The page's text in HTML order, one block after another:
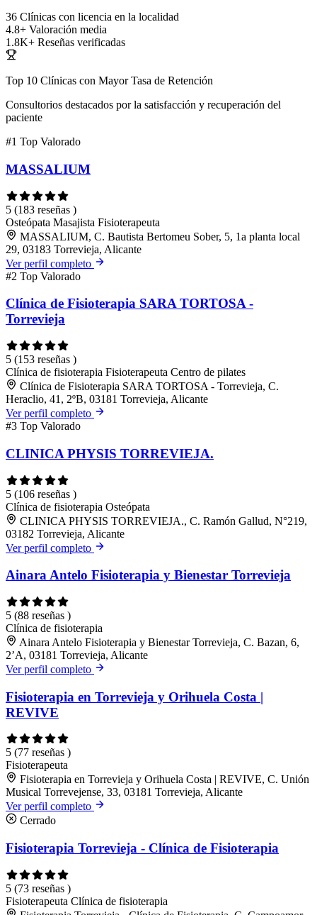
36 Clínicas con licencia en la localidad
4.8+ Valoración media
1.8K+ Reseñas verificadas
Top 10 Clínicas con Mayor Tasa de Retención
Consultorios destacados por la satisfacción y recuperación del
paciente
#1 Top Valorado
MASSALIUM
5 (183 reseñas )
Osteópata Masajista Fisioterapeuta
MASSALIUM, C. Bautista Bertomeu Sober, 5, 1a planta local
29, 03183 Torrevieja, Alicante
Ver perfil completo
#2 Top Valorado
Clínica de Fisioterapia SARA TORTOSA -
Torrevieja
5 (153 reseñas )
Clínica de fisioterapia Fisioterapeuta Centro de pilates
Clínica de Fisioterapia SARA TORTOSA - Torrevieja, C.
Heraclio, 41, 2ºB, 03181 Torrevieja, Alicante
Ver perfil completo
#3 Top Valorado
CLINICA PHYSIS TORREVIEJA.
5 (106 reseñas )
Clínica de fisioterapia Osteópata
CLINICA PHYSIS TORREVIEJA., C. Ramón Gallud, N°219,
03182 Torrevieja, Alicante
Ver perfil completo
Ainara Antelo Fisioterapia y Bienestar Torrevieja
5 (88 reseñas )
Clínica de fisioterapia
Ainara Antelo Fisioterapia y Bienestar Torrevieja, C. Bazan, 6,
2’A, 03181 Torrevieja, Alicante
Ver perfil completo
Fisioterapia en Torrevieja y Orihuela Costa |
REVIVE
5 (77 reseñas )
Fisioterapeuta
Fisioterapia en Torrevieja y Orihuela Costa | REVIVE, C. Unión
Musical Torrevejense, 33, 03181 Torrevieja, Alicante
Ver perfil completo
Cerrado
Fisioterapia Torrevieja - Clínica de Fisioterapia
5 (73 reseñas )
Fisioterapeuta Clínica de fisioterapia